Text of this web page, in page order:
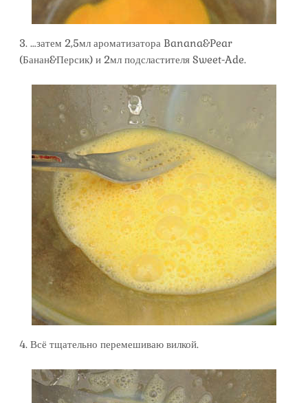
3. …затем 2,5мл ароматизатора Banana&Pear
(Банан&Персик) и 2мл подсластителя Sweet-Ade.
4. Всё тщательно перемешиваю вилкой.